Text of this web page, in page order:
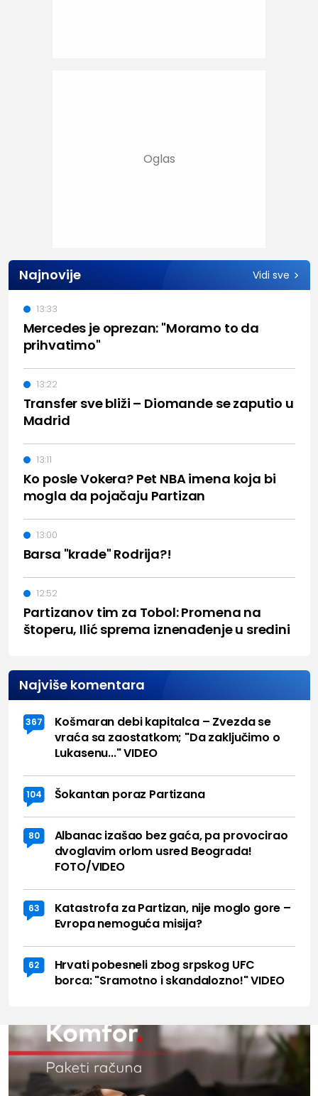
Najnovije Vidi sve
Mercedes je oprezan: "Moramo to da
prihvatimo"
13:33
Transfer sve bliži – Diomande se zaputio u
Madrid
13:22
Ko posle Vokera? Pet NBA imena koja bi
mogla da pojačaju Partizan
13:11
Barsa "krade" Rodrija?!
13:00
Partizanov tim za Tobol: Promena na
štoperu, Ilić sprema iznenađenje u sredini
12:52
Najviše komentara
367
Košmaran debi kapitalca – Zvezda se
vraća sa zaostatkom; "Da zaključimo o
Lukasenu..." VIDEO
104 Šokantan poraz Partizana
80
Albanac izašao bez gaća, pa provocirao
dvoglavim orlom usred Beograda!
FOTO/VIDEO
63
Katastrofa za Partizan, nije moglo gore –
Evropa nemoguća misija?
62
Hrvati pobesneli zbog srpskog UFC
borca: "Sramotno i skandalozno!" VIDEO